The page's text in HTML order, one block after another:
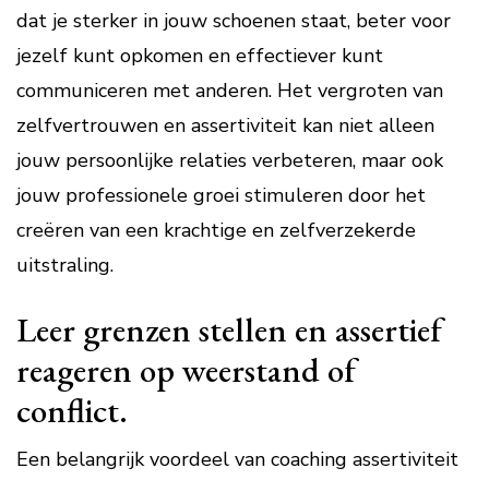
dat je sterker in jouw schoenen staat, beter voor
jezelf kunt opkomen en effectiever kunt
communiceren met anderen. Het vergroten van
zelfvertrouwen en assertiviteit kan niet alleen
jouw persoonlijke relaties verbeteren, maar ook
jouw professionele groei stimuleren door het
creëren van een krachtige en zelfverzekerde
uitstraling.
Leer grenzen stellen en assertief
reageren op weerstand of
conflict.
Een belangrijk voordeel van coaching assertiviteit